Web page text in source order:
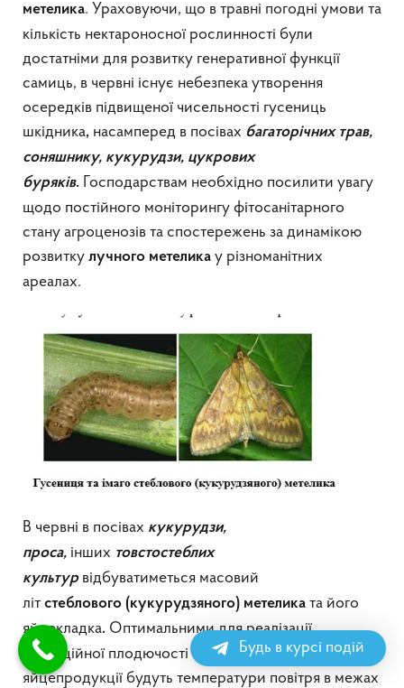
метелика. Ураховуючи, що в травні погодні умови та
кількість нектароносної рослинності були
достатніми для розвитку генеративної функції
самиць, в червні існує небезпека утворення
осередків підвищеної чисельності гусениць
шкідника, насамперед в посівах багаторічних трав,
соняшнику, кукурудзи, цукрових
буряків. Господарствам необхідно посилити увагу
щодо постійного моніторингу фітосанітарного
стану агроценозів та спостережень за динамікою
розвитку лучного метелика у різноманітних
ареалах.
В червні в посівах кукурудзи,
проса, інших товстостеблих
культурвідбуватиметься масовий
літ стеблового (кукурудзяного) метелика та його
яйцекладка. Оптимальними для реалізації
потенційної плодючості метеликів та фформування
яйцепродукції будуть температури повітря в межах
Будь в курсі подій